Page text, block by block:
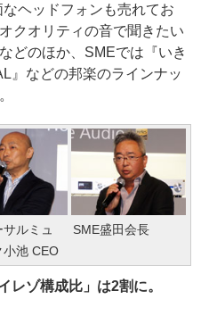
ヘッドフォンも売れてお
クオリティの音で聞きたい
どのほか、SMEでは『いき
』などの邦楽のラインナッ
ルミュ
小池 CEO
SME盛田会長
レゾ構成比」は2割に。